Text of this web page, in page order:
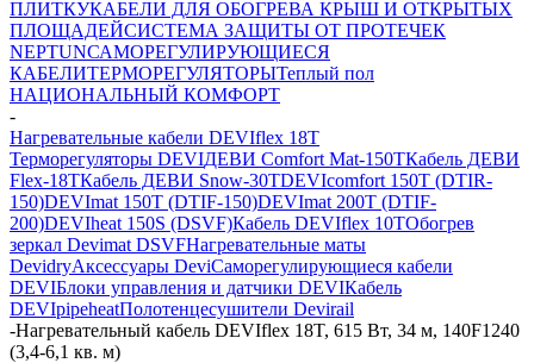
ПЛИТКУКАБЕЛИ ДЛЯ ОБОГРЕВА КРЫШ И ОТКРЫТЫХ
ПЛОЩАДЕЙСИСТЕМА ЗАЩИТЫ ОТ ПРОТЕЧЕК
NEPTUNСАМОРЕГУЛИРУЮЩИЕСЯ
КАБЕЛИТЕРМОРЕГУЛЯТОРЫТеплый пол
НАЦИОНАЛЬНЫЙ КОМФОРТ
-
Нагревательные кабели DEVIflex 18T
Терморегуляторы DEVIДЕВИ Comfort Mat-150TКабель ДЕВИ
Flex-18TКабель ДЕВИ Snow-30TDEVIcomfort 150T (DTIR-
150)DEVImat 150T (DTIF-150)DEVImat 200T (DTIF-
200)DEVIheat 150S (DSVF)Кабель DEVIflex 10TОбогрев
зеркал Devimat DSVFНагревательные маты
DevidryАксессуары DeviСаморегулирующиеся кабели
DEVIБлоки управления и датчики DEVIКабель
DEVIpipeheatПолотенцесушители Devirail
-Нагревательный кабель DEVIflex 18T, 615 Вт, 34 м, 140F1240
(3,4-6,1 кв. м)